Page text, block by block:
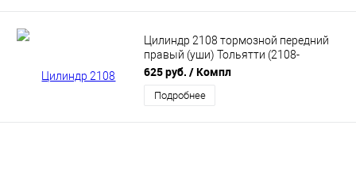
Цилиндр 2108 тормозной передний
правый (уши) Тольятти (2108-
3501044)
625 руб. / Компл
Подробнее